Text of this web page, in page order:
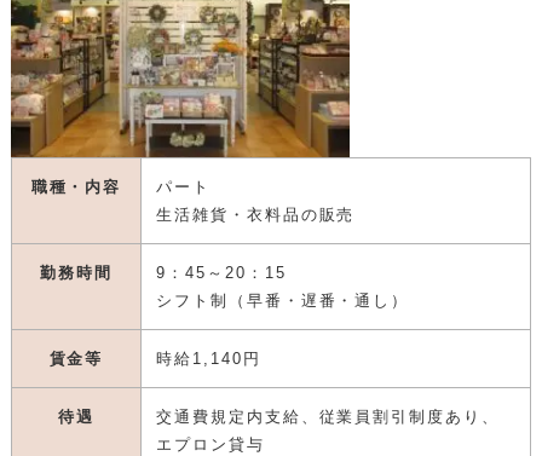
職種・内容
パート
生活雑貨・衣料品の販売
勤務時間
9：45～20：15
シフト制（早番・遅番・通し）
賃金等 時給1,140円
待遇
交通費規定内支給、従業員割引制度あり、
エプロン貸与